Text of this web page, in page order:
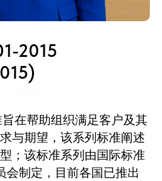
2015
在帮助组织满足客户及其
与期望，该系列标准阐述
；该标准系列由国际标准
会制定，目前各国已推出